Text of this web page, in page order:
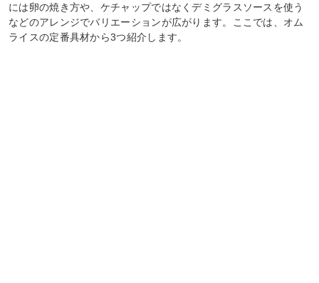
には卵の焼き方や、ケチャップではなくデミグラスソースを使う
などのアレンジでバリエーションが広がります。ここでは、オム
ライスの定番具材から3つ紹介します。